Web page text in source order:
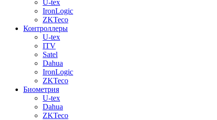
U-tex
IronLogic
ZKTeco
Контроллеры
U-tex
ITV
Satel
Dahua
IronLogic
ZKTeco
Биометрия
U-tex
Dahua
ZKTeco